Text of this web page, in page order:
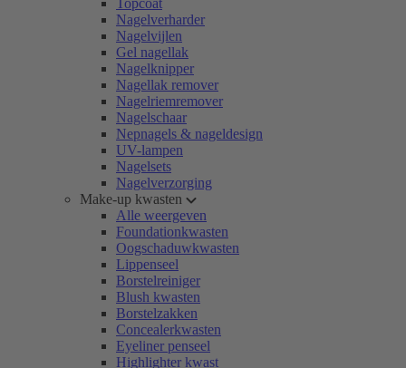
Topcoat
Nagelverharder
Nagelvijlen
Gel nagellak
Nagelknipper
Nagellak remover
Nagelriemremover
Nagelschaar
Nepnagels & nageldesign
UV-lampen
Nagelsets
Nagelverzorging
Make-up kwasten
Alle weergeven
Foundationkwasten
Oogschaduwkwasten
Lippenseel
Borstelreiniger
Blush kwasten
Borstelzakken
Concealerkwasten
Eyeliner penseel
Highlighter kwast